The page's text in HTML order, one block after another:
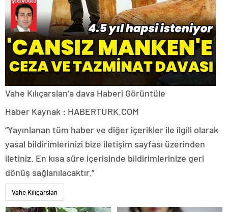
Vahe Kılıçarslan’a dava Haberi Görüntüle
Haber Kaynak : HABERTURK.COM
“Yayınlanan tüm haber ve diğer içerikler ile ilgili olarak
yasal bildirimlerinizi bize iletişim sayfası üzerinden
iletiniz. En kısa süre içerisinde bildirimlerinize geri
dönüş sağlanılacaktır.”
Vahe Kılıçarslan